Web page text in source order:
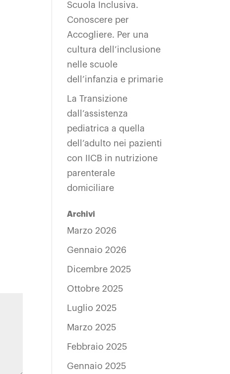
Scuola Inclusiva.
Conoscere per
Accogliere. Per una
cultura dell’inclusione
nelle scuole
dell’infanzia e primarie
La Transizione
dall’assistenza
pediatrica a quella
dell’adulto nei pazienti
con IICB in nutrizione
parenterale
domiciliare
Archivi
Marzo 2026
Gennaio 2026
Dicembre 2025
Ottobre 2025
Luglio 2025
Marzo 2025
Febbraio 2025
Gennaio 2025